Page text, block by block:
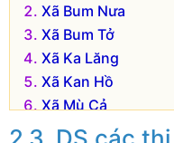
Xã Bum Nưa
Xã Bum Tở
Xã Ka Lăng
Xã Kan Hồ
Xã Mù Cả
Xã Mường Tè